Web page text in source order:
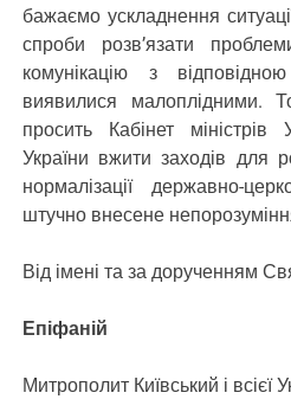
бажаємо ускладнення
спроби розв’язати
комунікацію з
виявилися малоплідними.
просить Кабінет
України вжити заходів для
нормалізації державно-
штучно внесене
Від імені та за дорученням
Епіфаній
Митрополит Київський і всієї